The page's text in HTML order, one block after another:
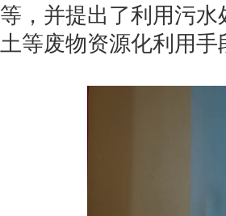
等，并提出了利用污
土等废物资源化利用